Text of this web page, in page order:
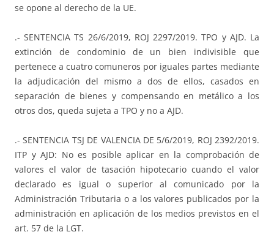
se opone al derecho de la UE.
.- SENTENCIA TS 26/6/2019, ROJ 2297/2019. TPO y AJD. La
extinción de condominio de un bien indivisible que
pertenece a cuatro comuneros por iguales partes mediante
la adjudicación del mismo a dos de ellos, casados en
separación de bienes y compensando en metálico a los
otros dos, queda sujeta a TPO y no a AJD.
.- SENTENCIA TSJ DE VALENCIA DE 5/6/2019, ROJ 2392/2019.
ITP y AJD: No es posible aplicar en la comprobación de
valores el valor de tasación hipotecario cuando el valor
declarado es igual o superior al comunicado por la
Administración Tributaria o a los valores publicados por la
administración en aplicación de los medios previstos en el
art. 57 de la LGT.